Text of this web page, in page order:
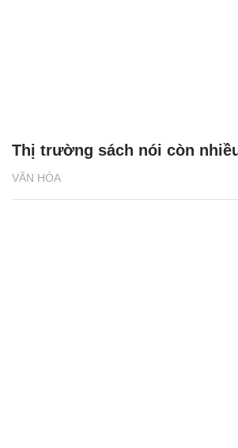
VĂN HÓA
Thị trường sách nói còn